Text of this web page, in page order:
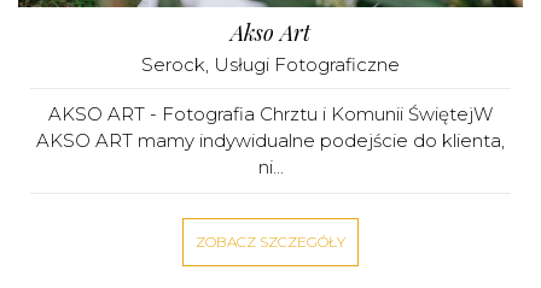
Akso Art
Serock, Usługi Fotograficzne
AKSO ART - Fotografia Chrztu i Komunii ŚwiętejW
AKSO ART mamy indywidualne podejście do klienta,
ni...
ZOBACZ SZCZEGÓŁY